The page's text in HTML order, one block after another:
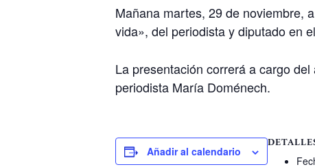
Mañana martes, 29 de noviembre,
vida», del periodista y diputado en
La presentación correrá a cargo
periodista María Doménech.
Añadir al calendario